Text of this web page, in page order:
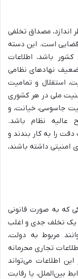
اندازد، مصداق تخلفی
است. این دسته
باشد، اطلاعات
نهادهای نظامی
استقلال و تمامیت
ملی در هر کشوری
جاسوسی، خیانت، و
عالیه نظام باشد.
دقت را به کار بندند و
داشته باشند،
که به صورت قانونی
یک تخلف جدی و اغلب
مربوط به دولت،
تجاری محرمانه
اطلاعات می‌تواند
بین‌الملل، یا رقابت